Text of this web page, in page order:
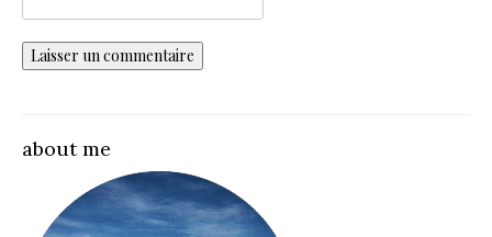
about me